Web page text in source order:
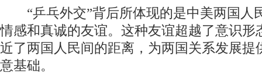
“乒乓外交”背后所体现的是中美两国人
情感和真诚的友谊。这种友谊超越了意识形
近了两国人民间的距离，为两国关系发展提
意基础。